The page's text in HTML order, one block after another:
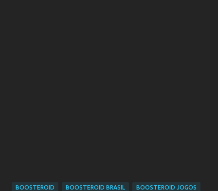
BOOSTEROID BOOSTEROID BRASIL BOOSTEROID JOGOS